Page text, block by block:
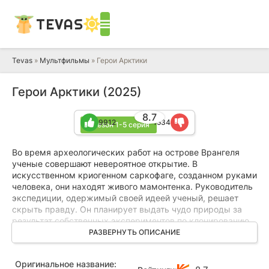
TEVAS
Tevas » Мультфильмы » Герои Арктики
Герои Арктики (2025)
1 сезон 1-5 серия
8.7
9912 1534
Во время археологических работ на острове Врангеля
ученые совершают невероятное открытие. В
искусственном криогенном саркофаге, созданном руками
человека, они находят живого мамонтенка. Руководитель
экспедиции, одержимый своей идеей ученый, решает
скрыть правду. Он планирует выдать чудо природы за
результат собственных экспериментов по клонированию,
а самого мамонтенка намеревается препарировать,
чтобы заполучить ценный биоматериал для дальнейших
РАЗВЕРНУТЬ ОПИСАНИЕ
Оригинальное название: